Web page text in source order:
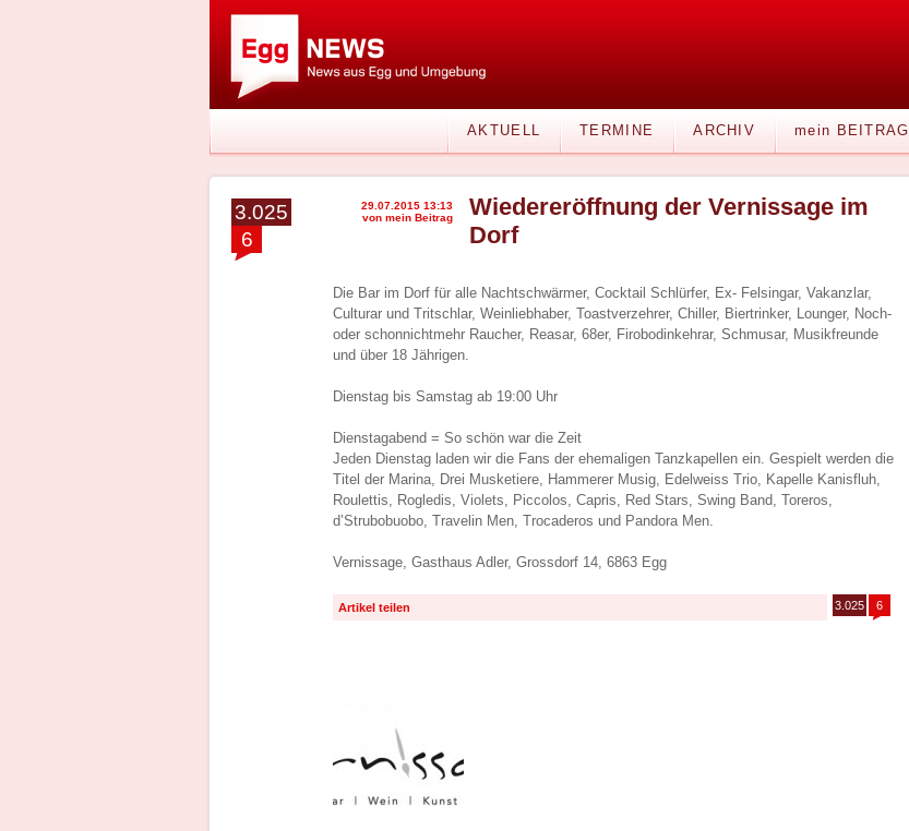
AKTUELL TERMINE ARCHIV mein BEITRAG
3.025
6
29.07.2015 13:13
von mein Beitrag
Wiedereröffnung der Vernissage im
Dorf
Die Bar im Dorf für alle Nachtschwärmer, Cocktail Schlürfer, Ex- Felsingar, Vakanzlar,
Culturar und Tritschlar, Weinliebhaber, Toastverzehrer, Chiller, Biertrinker, Lounger, Noch-
oder schonnichtmehr Raucher, Reasar, 68er, Firobodinkehrar, Schmusar, Musikfreunde
und über 18 Jährigen.
Dienstag bis Samstag ab 19:00 Uhr
Dienstagabend = So schön war die Zeit
Jeden Dienstag laden wir die Fans der ehemaligen Tanzkapellen ein. Gespielt werden die
Titel der Marina, Drei Musketiere, Hammerer Musig, Edelweiss Trio, Kapelle Kanisfluh,
Roulettis, Rogledis, Violets, Piccolos, Capris, Red Stars, Swing Band, Toreros,
d’Strubobuobo, Travelin Men, Trocaderos und Pandora Men.
Vernissage, Gasthaus Adler, Grossdorf 14, 6863 Egg
Artikel teilen 3.025 6